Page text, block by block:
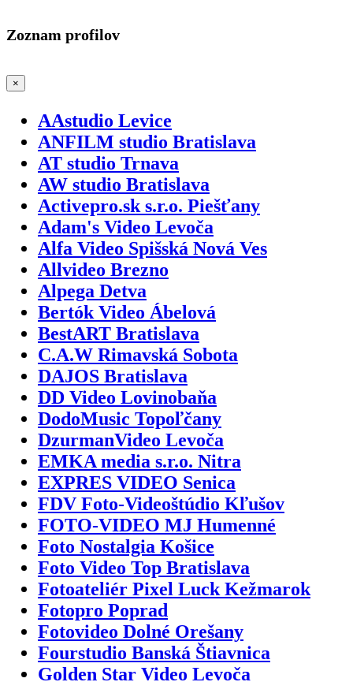
Zoznam profilov
×
AAstudio Levice
ANFILM studio Bratislava
AT studio Trnava
AW studio Bratislava
Activepro.sk s.r.o. Piešťany
Adam's Video Levoča
Alfa Video Spišská Nová Ves
Allvideo Brezno
Alpega Detva
Bertók Video Ábelová
BestART Bratislava
C.A.W Rimavská Sobota
DAJOS Bratislava
DD Video Lovinobaňa
DodoMusic Topoľčany
DzurmanVideo Levoča
EMKA media s.r.o. Nitra
EXPRES VIDEO Senica
FDV Foto-Videoštúdio Kľušov
FOTO-VIDEO MJ Humenné
Foto Nostalgia Košice
Foto Video Top Bratislava
Fotoateliér Pixel Luck Kežmarok
Fotopro Poprad
Fotovideo Dolné Orešany
Fourstudio Banská Štiavnica
Golden Star Video Levoča